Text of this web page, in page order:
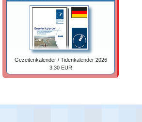
Gezeitenkalender / Tidenkalender 2026
3,30 EUR